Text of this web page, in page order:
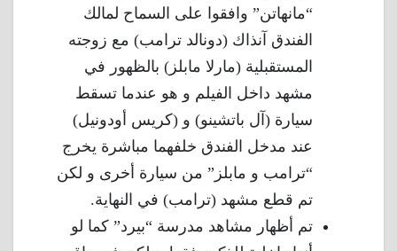
“مانهاتن” وافقوا على السماح لمالك
الفندق آنذاك (دونالد ترامب) مع زوجته
المستقبلية (مارلا مابلز) بالظهور في
مشهد داخل الفيلم و هو عندما تسقط
سيارة (آل باتشينو) و (كريس أودونيل)
عند مدخل الفندق خلفهما مباشرة يخرج
“ترامب و مابلز” من سيارة أخرى و لكن
تم قطع مشهد (ترامب) في النهاية.
تم أظهار مشاهد مدرسة “بيرد” كما لو